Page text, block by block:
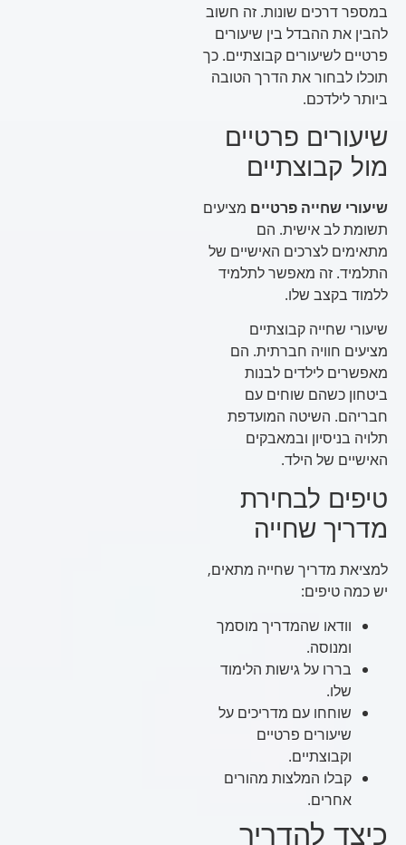
במספר דרכים שונות. זה חשוב
להבין את ההבדל בין שיעורים
פרטיים לשיעורים קבוצתיים. כך
תוכלו לבחור את הדרך הטובה
ביותר לילדכם.
שיעורים פרטיים
מול קבוצתיים
שיעורי שחייה פרטייםמציעים
תשומת לב אישית. הם
מתאימים לצרכים האישיים של
התלמיד. זה מאפשר לתלמיד
ללמוד בקצב שלו.
שיעורי שחייה קבוצתיים
מציעים חוויה חברתית. הם
מאפשרים לילדים לבנות
ביטחון כשהם שוחים עם
חבריהם. השיטה המועדפת
תלויה בניסיון ובמאבקים
האישיים של הילד.
טיפים לבחירת
מדריך שחייה
למציאת מדריך שחייה מתאים,
יש כמה טיפים:
וודאו שהמדריך מוסמך
ומנוסה.
בררו על גישות הלימוד
שלו.
שוחחו עם מדריכים על
שיעורים פרטיים
וקבוצתיים.
קבלו המלצות מהורים
אחרים.
כיצד להדריך